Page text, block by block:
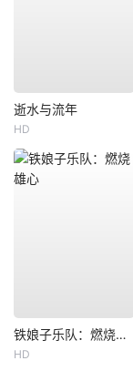
逝水与流年
HD
铁娘子乐队：燃烧雄心
HD